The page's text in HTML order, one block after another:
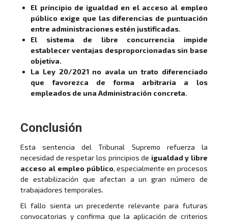
El principio de igualdad en el acceso al empleo
público exige que las diferencias de puntuación
entre administraciones estén justificadas.
El sistema de libre concurrencia impide
establecer ventajas desproporcionadas sin base
objetiva.
La Ley 20/2021 no avala un trato diferenciado
que favorezca de forma arbitraria a los
empleados de una Administración concreta.
Conclusión
Esta sentencia del Tribunal Supremo refuerza la
necesidad de respetar los principios de igualdad y libre
acceso al empleo público, especialmente en procesos
de estabilización que afectan a un gran número de
trabajadores temporales.
El fallo sienta un precedente relevante para futuras
convocatorias y confirma que la aplicación de criterios